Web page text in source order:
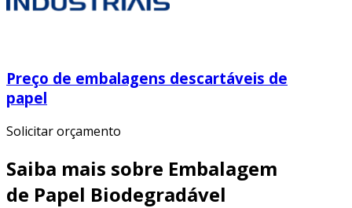
Preço de embalagens descartáveis de
papel
Solicitar orçamento
Saiba mais sobre Embalagem
de Papel Biodegradável